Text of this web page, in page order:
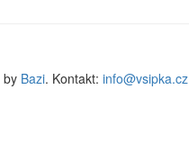
by Bazi. Kontakt: info@vsipka.cz